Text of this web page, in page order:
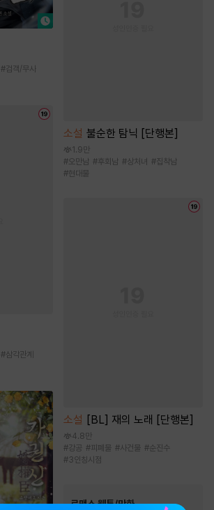
#검객/무사
#삼각관계
소설 불순한 탐닉 [단행본]
1.9만
#오만남 #후회남 #상처녀 #집착남
#현대물
소설 [BL] 재의 노래 [단행본]
4.8만
#강공 #피폐물 #사건물 #순진수
#3인칭시점
로맨스 웹툰/만화